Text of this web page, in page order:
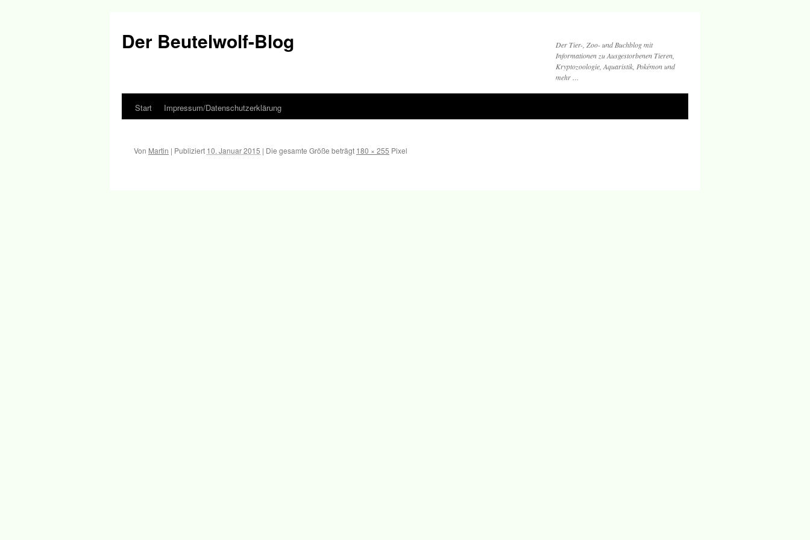
Der Beutelwolf-Blog
Der Tier-, Zoo- und Buchblog mit
Informationen zu Ausgestorbenen Tieren,
Kryptozoologie, Aquaristik, Pokémon und
mehr …
Springe
Inhalt
Start Impressum/Datenschutzerklärung
Von Martin | Publiziert 10. Januar 2015 | Die gesamte Größe beträgt 180 × 255 Pixel